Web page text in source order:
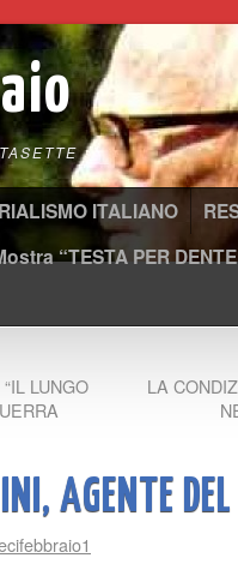
ITALIANO
“TESTA PER
LUNGO
LA
AGENTE